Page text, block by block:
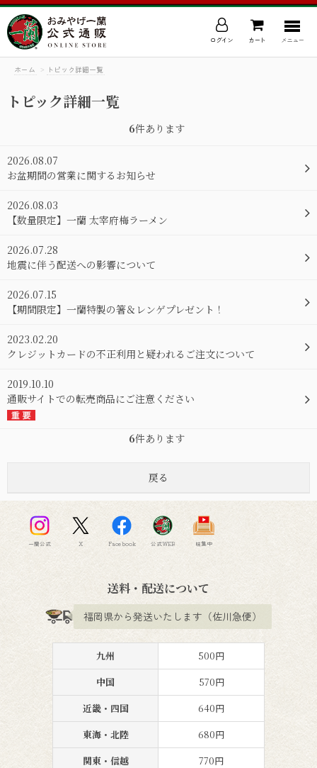
ログイン カート メニュー
ホーム > トピック詳細一覧
トピック詳細一覧
6件あります
2026.08.07
お盆期間の営業に関するお知らせ
2026.08.03
【数量限定】一蘭 太宰府梅ラーメン
2026.07.28
地震に伴う配送への影響について
2026.07.15
【期間限定】一蘭特製の箸＆レンゲプレゼント！
2023.02.20
クレジットカードの不正利用と疑われるご注文について
2019.10.10
通販サイトでの転売商品にご注意ください
6件あります
一蘭公式 X Facebook 公式WEB 味集中
送料・配送について
福岡県から発送いたします（佐川急便）
九州
中国
近畿・四国
東海・北陸
関東・信越
500円
570円
640円
680円
770円